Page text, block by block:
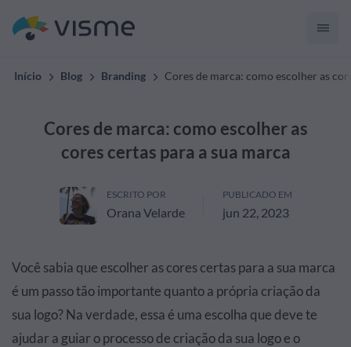
Início Blog Branding Cores de marca: como escolher as
Cores de marca: como escolher as
cores certas para a sua marca
ESCRITO POR
Orana Velarde
PUBLICADO EM
jun 22, 2023
Você sabia que escolher as cores certas para a sua marca
é um passo tão importante quanto a própria criação da
sua logo? Na verdade, essa é uma escolha que deve te
ajudar a guiar o processo de criação da sua logo e o